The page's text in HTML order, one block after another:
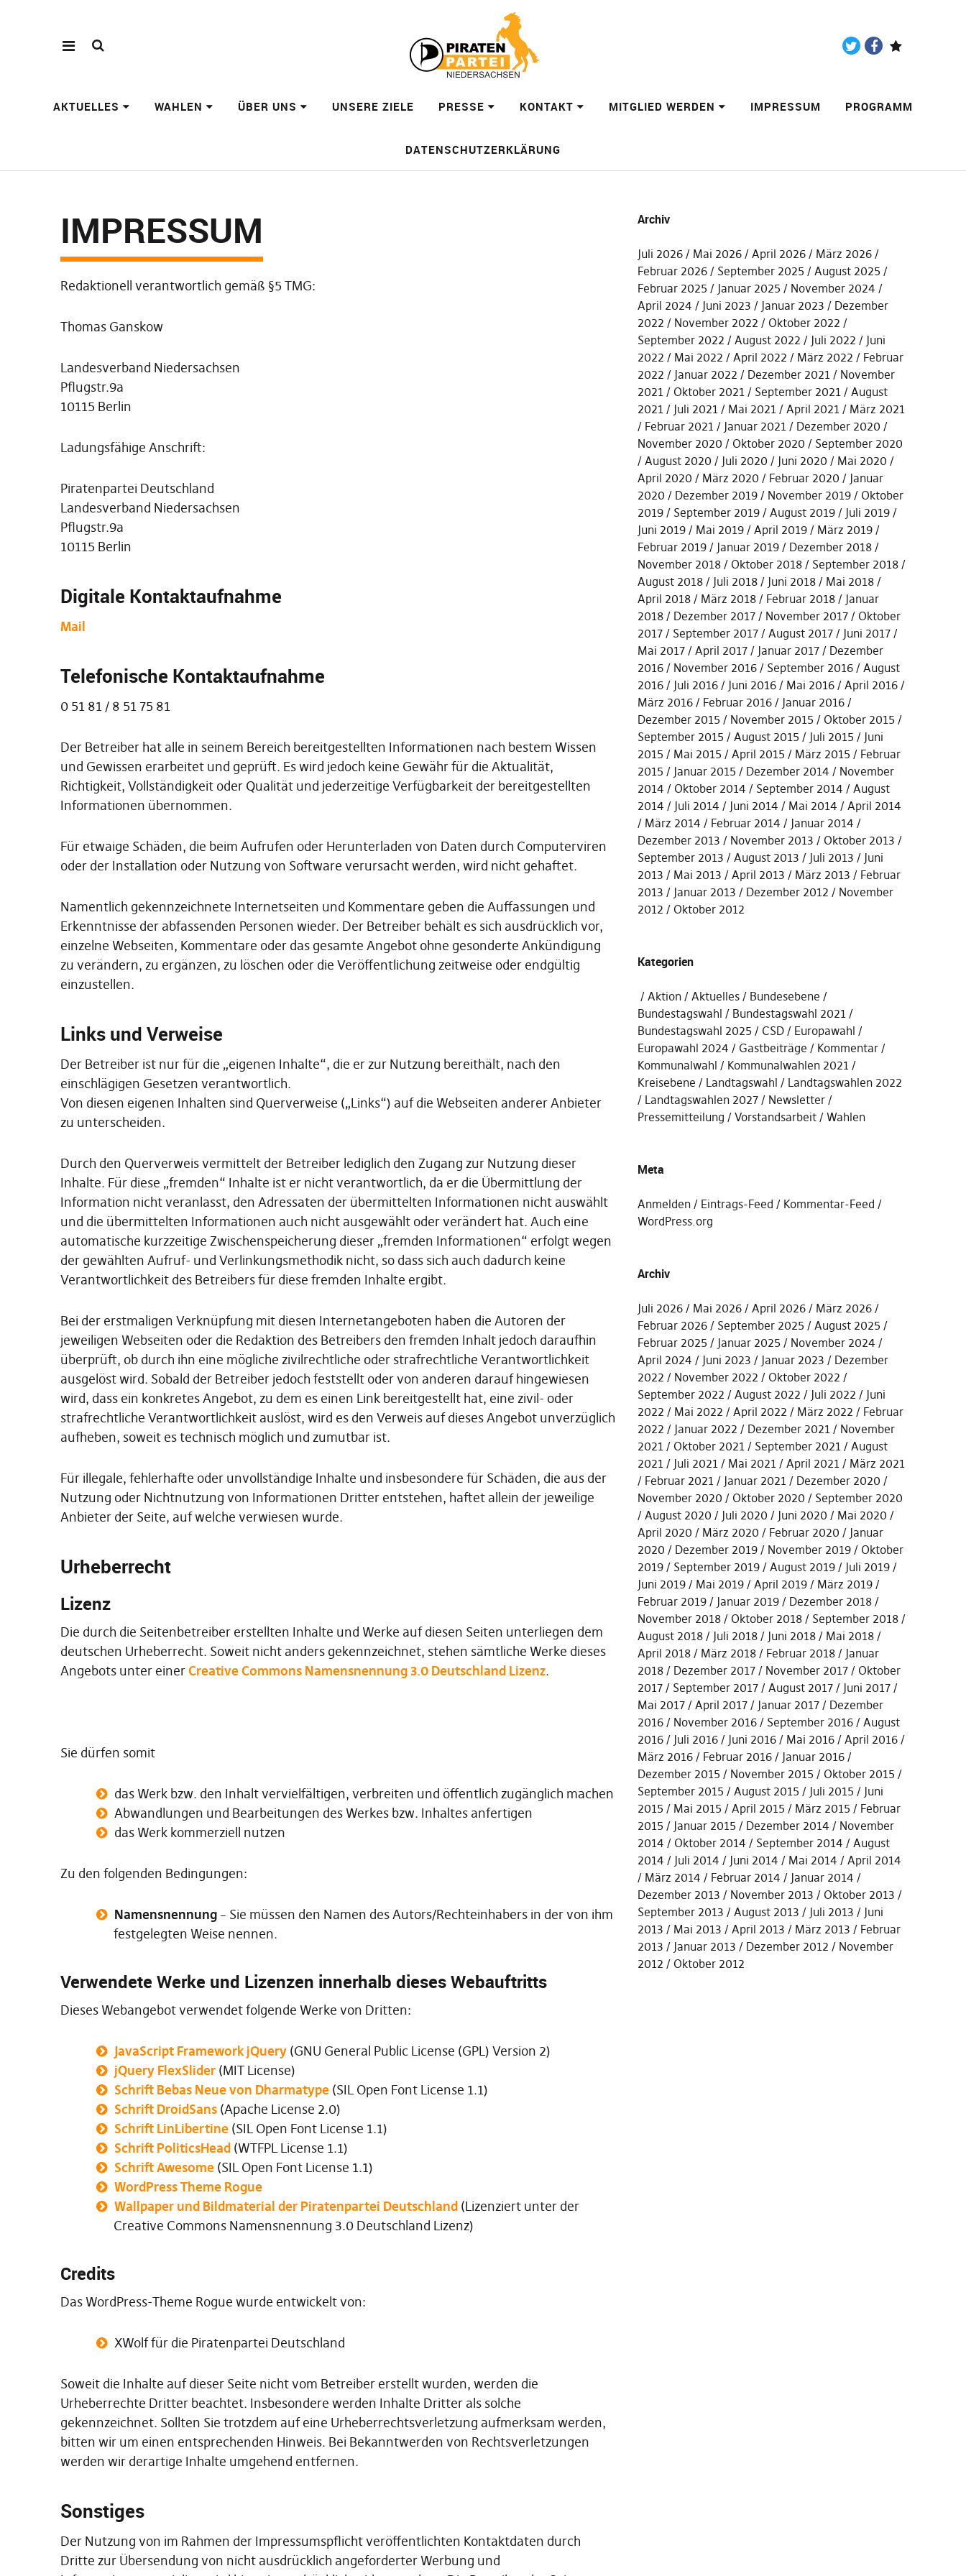
AKTUELLES WAHLEN ÜBER UNS UNSERE ZIELE PRESSE KONTAKT MITGLIED WERDEN IMPRESSUM PROGRAMM
DATENSCHUTZERKLÄRUNG
IMPRESSUM
Redaktionell verantwortlich gemäß §5 TMG:
Thomas Ganskow
Landesverband Niedersachsen
Pflugstr.9a
10115 Berlin
Ladungsfähige Anschrift:
Piratenpartei Deutschland
Landesverband Niedersachsen
Pflugstr.9a
10115 Berlin
Digitale Kontaktaufnahme
Mail
Telefonische Kontaktaufnahme
0 51 81 / 8 51 75 81
Der Betreiber hat alle in seinem Bereich bereitgestellten Informationen nach bestem Wissen
und Gewissen erarbeitet und geprüft. Es wird jedoch keine Gewähr für die Aktualität,
Richtigkeit, Vollständigkeit oder Qualität und jederzeitige Verfügbarkeit der bereitgestellten
Informationen übernommen.
Für etwaige Schäden, die beim Aufrufen oder Herunterladen von Daten durch Computerviren
oder der Installation oder Nutzung von Software verursacht werden, wird nicht gehaftet.
Namentlich gekennzeichnete Internetseiten und Kommentare geben die Auffassungen und
Erkenntnisse der abfassenden Personen wieder. Der Betreiber behält es sich ausdrücklich vor,
einzelne Webseiten, Kommentare oder das gesamte Angebot ohne gesonderte Ankündigung
zu verändern, zu ergänzen, zu löschen oder die Veröffentlichung zeitweise oder endgültig
einzustellen.
Links und Verweise
Der Betreiber ist nur für die „eigenen Inhalte“, die er zur Nutzung bereithält, nach den
einschlägigen Gesetzen verantwortlich.
Von diesen eigenen Inhalten sind Querverweise („Links“) auf die Webseiten anderer Anbieter
zu unterscheiden.
Durch den Querverweis vermittelt der Betreiber lediglich den Zugang zur Nutzung dieser
Inhalte. Für diese „fremden“ Inhalte ist er nicht verantwortlich, da er die Übermittlung der
Information nicht veranlasst, den Adressaten der übermittelten Informationen nicht auswählt
und die übermittelten Informationen auch nicht ausgewählt oder verändert hat. Auch eine
automatische kurzzeitige Zwischenspeicherung dieser „fremden Informationen“ erfolgt wegen
der gewählten Aufruf- und Verlinkungsmethodik nicht, so dass sich auch dadurch keine
Verantwortlichkeit des Betreibers für diese fremden Inhalte ergibt.
Bei der erstmaligen Verknüpfung mit diesen Internetangeboten haben die Autoren der
jeweiligen Webseiten oder die Redaktion des Betreibers den fremden Inhalt jedoch daraufhin
überprüft, ob durch ihn eine mögliche zivilrechtliche oder strafrechtliche Verantwortlichkeit
ausgelöst wird. Sobald der Betreiber jedoch feststellt oder von anderen darauf hingewiesen
wird, dass ein konkretes Angebot, zu dem es einen Link bereitgestellt hat, eine zivil- oder
strafrechtliche Verantwortlichkeit auslöst, wird es den Verweis auf dieses Angebot unverzüglich
aufheben, soweit es technisch möglich und zumutbar ist.
Für illegale, fehlerhafte oder unvollständige Inhalte und insbesondere für Schäden, die aus der
Nutzung oder Nichtnutzung von Informationen Dritter entstehen, haftet allein der jeweilige
Anbieter der Seite, auf welche verwiesen wurde.
Urheberrecht
Lizenz
Die durch die Seitenbetreiber erstellten Inhalte und Werke auf diesen Seiten unterliegen dem
deutschen Urheberrecht. Soweit nicht anders gekennzeichnet, stehen sämtliche Werke dieses
Angebots unter einerCreative Commons Namensnennung 3.0 Deutschland Lizenz.
Sie dürfen somit
das Werk bzw. den Inhalt vervielfältigen, verbreiten und öffentlich zugänglich machen
Abwandlungen und Bearbeitungen des Werkes bzw. Inhaltes anfertigen
das Werk kommerziell nutzen
Zu den folgenden Bedingungen:
Namensnennung– Sie müssen den Namen des Autors/Rechteinhabers in der von ihm
festgelegten Weise nennen.
Verwendete Werke und Lizenzen innerhalb dieses Webauftritts
Dieses Webangebot verwendet folgende Werke von Dritten:
JavaScript Framework jQuery (GNU General Public License (GPL) Version 2)
jQuery FlexSlider (MIT License)
Schrift Bebas Neue von Dharmatype (SIL Open Font License 1.1)
Schrift DroidSans (Apache License 2.0)
Schrift LinLibertine (SIL Open Font License 1.1)
Schrift PoliticsHead (WTFPL License 1.1)
Schrift Awesome (SIL Open Font License 1.1)
WordPress Theme Rogue
Wallpaper und Bildmaterial der Piratenpartei Deutschland (Lizenziert unter der
Creative Commons Namensnennung 3.0 Deutschland Lizenz)
Credits
Das WordPress-Theme Rogue wurde entwickelt von:
XWolf für die Piratenpartei Deutschland
Soweit die Inhalte auf dieser Seite nicht vom Betreiber erstellt wurden, werden die
Urheberrechte Dritter beachtet. Insbesondere werden Inhalte Dritter als solche
gekennzeichnet. Sollten Sie trotzdem auf eine Urheberrechtsverletzung aufmerksam werden,
bitten wir um einen entsprechenden Hinweis. Bei Bekanntwerden von Rechtsverletzungen
werden wir derartige Inhalte umgehend entfernen.
Sonstiges
Der Nutzung von im Rahmen der Impressumspflicht veröffentlichten Kontaktdaten durch
Dritte zur Übersendung von nicht ausdrücklich angeforderter Werbung und
Archiv
Juli 2026 Mai 2026 April 2026
März 2026
Februar 2026
September 2025
August 2025
Februar 2025
Januar 2025
November 2024
April 2024
Juni 2023 Januar 2023
Dezember
2022
November 2022
Oktober 2022
September 2022
August 2022 Juli 2022
Juni
2022
Mai 2022 April 2022 März 2022
Februar
2022
Januar 2022 Dezember 2021
November
2021
Oktober 2021 September 2021
August
2021
Juli 2021 Mai 2021 April 2021
März 2021
Februar 2021
Januar 2021
Dezember 2020
November 2020
Oktober 2020
September 2020
August 2020
Juli 2020 Juni 2020
Mai 2020
April 2020
März 2020 Februar 2020
Januar
2020
Dezember 2019 November 2019
Oktober
2019
September 2019 August 2019
Juli 2019
Juni 2019
Mai 2019 April 2019
März 2019
Februar 2019
Januar 2019
Dezember 2018
November 2018
Oktober 2018
September 2018
August 2018
Juli 2018 Juni 2018
Mai 2018
April 2018
März 2018 Februar 2018
Januar
2018
Dezember 2017 November 2017
Oktober
2017
September 2017 August 2017
Juni 2017
Mai 2017
April 2017 Januar 2017
Dezember
2016
November 2016 September 2016
August
2016
Juli 2016 Juni 2016 Mai 2016
April 2016
März 2016
Februar 2016
Januar 2016
Dezember 2015
November 2015
Oktober 2015
September 2015
August 2015 Juli 2015
Juni
2015
Mai 2015 April 2015 März 2015
Februar
2015
Januar 2015 Dezember 2014
November
2014
Oktober 2014 September 2014
August
2014
Juli 2014 Juni 2014 Mai 2014
April 2014
März 2014
Februar 2014
Januar 2014
Dezember 2013
November 2013
Oktober 2013
September 2013
August 2013 Juli 2013
Juni
2013
Mai 2013 April 2013 März 2013
Februar
2013
Januar 2013 Dezember 2012
November
2012
Oktober 2012
Kategorien
Aktion Aktuelles
Bundesebene
Bundestagswahl
Bundestagswahl 2021
Bundestagswahl 2025
CSD
Europawahl
Europawahl 2024
Gastbeiträge
Kommentar
Kommunalwahl
Kommunalwahlen 2021
Kreisebene
Landtagswahl
Landtagswahlen 2022
Landtagswahlen 2027
Newsletter
Pressemitteilung
Vorstandsarbeit Wahlen
Meta
Anmelden Eintrags-Feed
Kommentar-Feed
WordPress.org
Archiv
Juli 2026 Mai 2026 April 2026
März 2026
Februar 2026
September 2025
August 2025
Februar 2025
Januar 2025
November 2024
April 2024
Juni 2023 Januar 2023
Dezember
2022
November 2022
Oktober 2022
September 2022
August 2022 Juli 2022
Juni
2022
Mai 2022 April 2022 März 2022
Februar
2022
Januar 2022 Dezember 2021
November
2021
Oktober 2021 September 2021
August
2021
Juli 2021 Mai 2021 April 2021
März 2021
Februar 2021
Januar 2021
Dezember 2020
November 2020
Oktober 2020
September 2020
August 2020
Juli 2020 Juni 2020
Mai 2020
April 2020
März 2020 Februar 2020
Januar
2020
Dezember 2019 November 2019
Oktober
2019
September 2019 August 2019
Juli 2019
Juni 2019
Mai 2019 April 2019
März 2019
Februar 2019
Januar 2019
Dezember 2018
November 2018
Oktober 2018
September 2018
August 2018
Juli 2018 Juni 2018
Mai 2018
April 2018
März 2018 Februar 2018
Januar
2018
Dezember 2017 November 2017
Oktober
2017
September 2017 August 2017
Juni 2017
Mai 2017
April 2017 Januar 2017
Dezember
2016
November 2016 September 2016
August
2016
Juli 2016 Juni 2016 Mai 2016
April 2016
März 2016
Februar 2016
Januar 2016
Dezember 2015
November 2015
Oktober 2015
September 2015
August 2015 Juli 2015
Juni
2015
Mai 2015 April 2015 März 2015
Februar
2015
Januar 2015 Dezember 2014
November
2014
Oktober 2014 September 2014
August
2014
Juli 2014 Juni 2014 Mai 2014
April 2014
März 2014
Februar 2014
Januar 2014
Dezember 2013
November 2013
Oktober 2013
September 2013
August 2013 Juli 2013
Juni
2013
Mai 2013 April 2013 März 2013
Februar
2013
Januar 2013 Dezember 2012
November
2012
Oktober 2012